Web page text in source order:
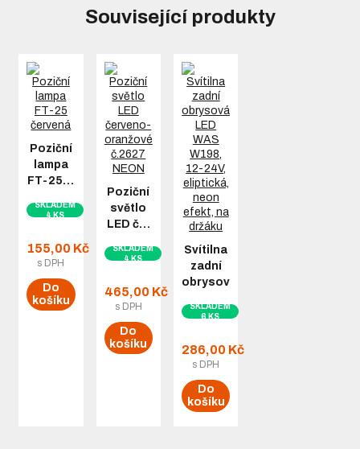
Související produkty
Poziční
lampa
FT-25…
SKLADEM
4 KS
155,00 Kč
s DPH
Do
košíku
Poziční
světlo
LED č…
SKLADEM
4 KS
465,00 Kč
s DPH
Do
košíku
Svítilna
zadní
obrysová…
SKLADEM
6 KS
286,00 Kč
s DPH
Do
košíku